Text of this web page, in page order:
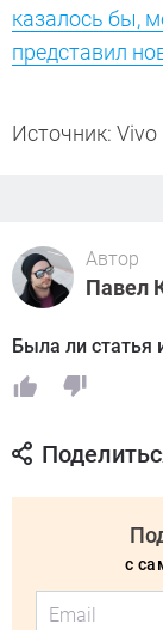
казалось бы,
представил
Источник: Vivo
Автор
Павел
Была ли статья
с